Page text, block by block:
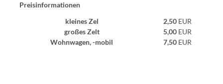
Preisinformationen
kleines Zel
2,50EUR
großes Zelt
5,00EUR
Wohnwagen, -mobil
7,50EUR